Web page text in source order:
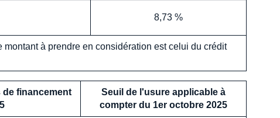
8,73 %
à prendre en considération est celui du crédit
de financement
Seuil de l'usure applicable à
compter du 1er octobre 2025